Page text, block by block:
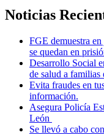
Noticias
FGE demuestra
se quedan en
Desarrollo Social
de salud a familias
Evita fraudes en
información.
Asegura Policía
León
Se llevó a cabo